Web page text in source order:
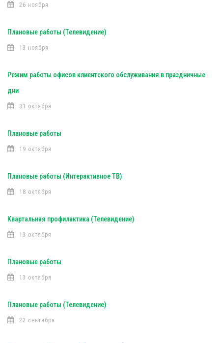
26 ноября
Плановые работы (Телевидение)
13 ноября
Режим работы офисов клиентского обслуживания в праздничные
дни
31 октября
Плановые работы
19 октября
Плановые работы (Интерактивное ТВ)
18 октября
Квартальная профилактика (Телевидение)
13 октября
Плановые работы
13 октября
Плановые работы (Телевидение)
22 сентября